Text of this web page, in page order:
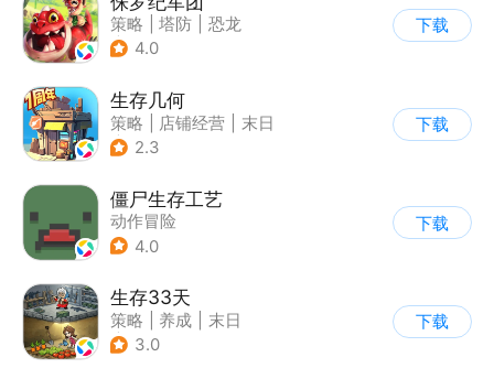
策略 塔防
恐龙
| 侏罗纪
4.0
下载
生存几何
策略 店铺经营
末日
| 废土
2.3
下载
僵尸生存工艺
动作冒险
4.0
下载
生存33天
策略 养成
末日
| 卡通
3.0
下载